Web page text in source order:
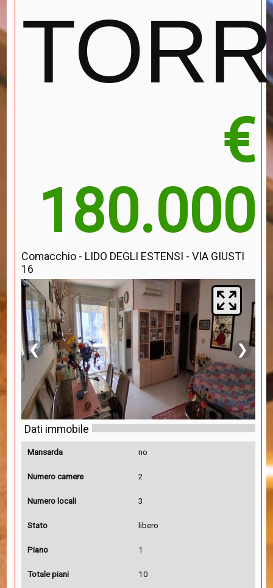
€
180.000
Comacchio - LIDO DEGLI ESTENSI - VIA GIUSTI
16
❮ ❯
Dati immobile
Mansarda no
Numero camere 2
Numero locali 3
Stato libero
Piano 1
Totale piani 10